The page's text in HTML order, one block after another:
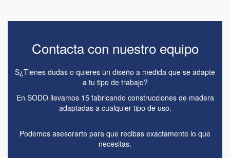
Contacta con nuestro equipo
S¿Tienes dudas o quieres un diseño a medida que se adapte
a tu tipo de trabajo?
En SODO llevamos 15 fabricando construcciones de madera
adaptadas a cualquier tipo de uso.
Podemos asesorarte para que recibas exactamente lo que
necesitas.